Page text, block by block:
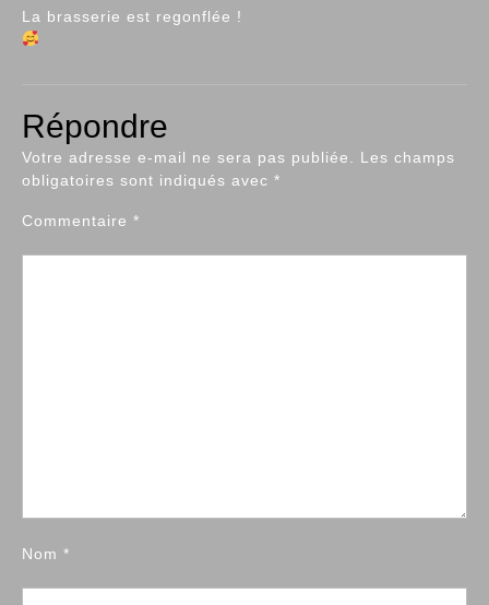
La brasserie est regonflée !
Répondre
Votre adresse e-mail ne sera pas publiée.
Les champs
obligatoires sont indiqués avec *
Commentaire *
Nom *